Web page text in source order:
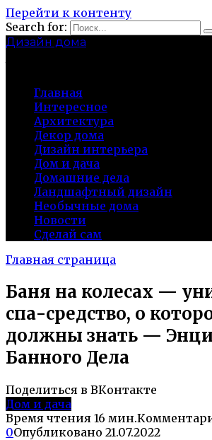
Перейти к контенту
Search for:
Дизайн дома
Главная
Интересное
Архитектура
Декор дома
Дизайн интерьера
Дом и дача
Домашние дела
Ландшафтный дизайн
Необычные дома
Новости
Сделай сам
Главная страница
Баня на колесах —
спа-средство, о
должны знать —
Банного Дела
Поделиться в ВКонтакте
Дом и дача
Время чтения 16 мин.
0Опубликовано 21.07.2022